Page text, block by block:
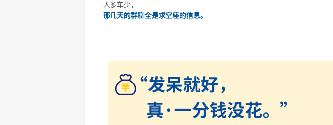
人多车少，
那几天的群聊全是求空座的信息。